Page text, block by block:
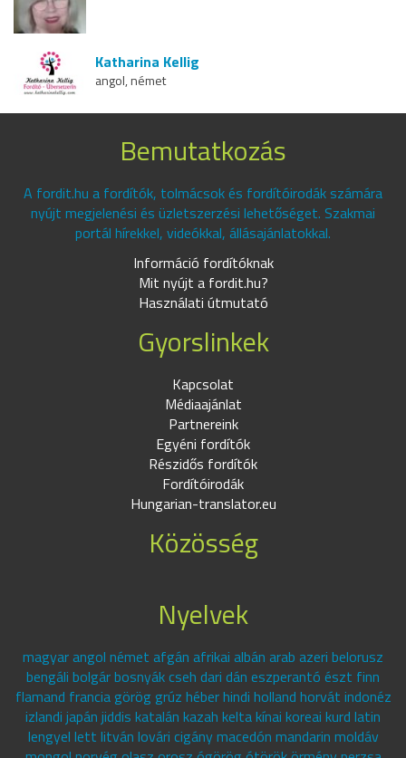
Katharina Kellig
angol, német
Bemutatkozás
A fordit.hu a fordítók, tolmácsok és fordítóirodák számára
nyújt megjelenési és üzletszerzési lehetőséget. Szakmai
portál hírekkel, videókkal, állásajánlatokkal.
Információ fordítóknak
Mit nyújt a fordit.hu?
Használati útmutató
Gyorslinkek
Kapcsolat
Médiaajánlat
Partnereink
Egyéni fordítók
Részidős fordítók
Fordítóirodák
Hungarian-translator.eu
Közösség
Nyelvek
magyar angol német afgán afrikai albán arab azeri belorusz
bengáli bolgár bosnyák cseh dari dán eszperantó észt finn
flamand francia görög grúz héber hindi holland horvát indonéz
izlandi japán jiddis katalán kazah kelta kínai koreai kurd latin
lengyel lett litván lovári cigány macedón mandarin moldáv